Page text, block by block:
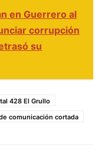
en Guerrero al
corrupción
su
428 El Grullo
comunicación cortada